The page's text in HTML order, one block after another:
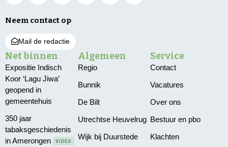
Neem contact op
Mail de redactie
Net binnen
Expositie Indisch
Koor ‘Lagu Jiwa’
geopend in
gemeentehuis
350 jaar
tabaksgeschiedenis
in Amerongen
VIDEO
Algemeen
Regio
Bunnik
De Bilt
Utrechtse Heuvelrug
Wijk bij Duurstede
Service
Contact
Vacatures
Over ons
Bestuur en pbo
Klachten